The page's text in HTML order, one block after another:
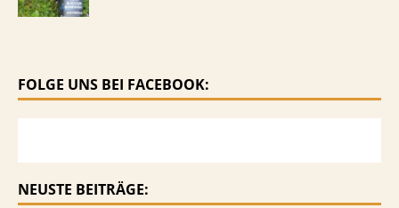
FOLGE UNS BEI FACEBOOK:
NEUSTE BEITRÄGE: